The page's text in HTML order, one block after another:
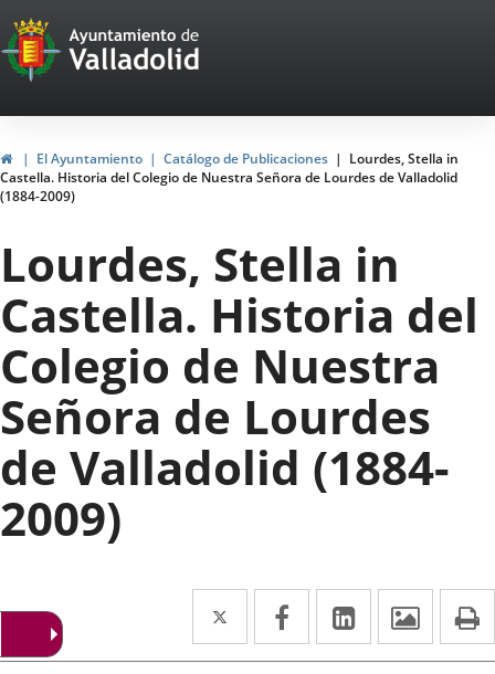
Portal
Web
del
Ayuntamiento
de
Valladolid
InicioEl Ayuntamiento Catálogo de Publicaciones
Lourdes, Stella in
Castella. Historia del Colegio de Nuestra Señora de Lourdes de Valladolid
(1884-2009)
Lourdes, Stella in
Castella. Historia del
Colegio de Nuestra
Señora de Lourdes
de Valladolid (1884-
2009)
Twitter
Enlace
a
Facebook
Enlace
a
LinkedIn
Enlace
a